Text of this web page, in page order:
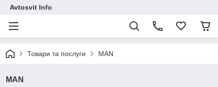
Avtosvit Info
Товари та послуги MAN
MAN